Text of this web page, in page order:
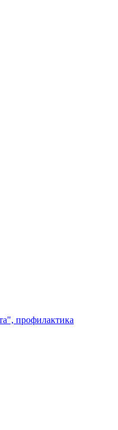
профилактика